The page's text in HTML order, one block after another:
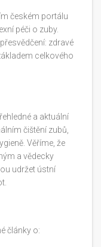
českém portálu
péči o zuby.
zdravé
celkového
a aktuální
čištění zubů,
Věříme, že
a vědecky
udržet ústní
články o: